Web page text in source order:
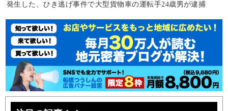
発生した、ひき逃げ事件で大型貨物車の運転手24歳男が逮捕